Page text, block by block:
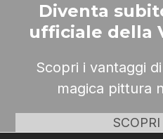
Diventa
ufficiale della
Scopri i vantaggi
magica pittura